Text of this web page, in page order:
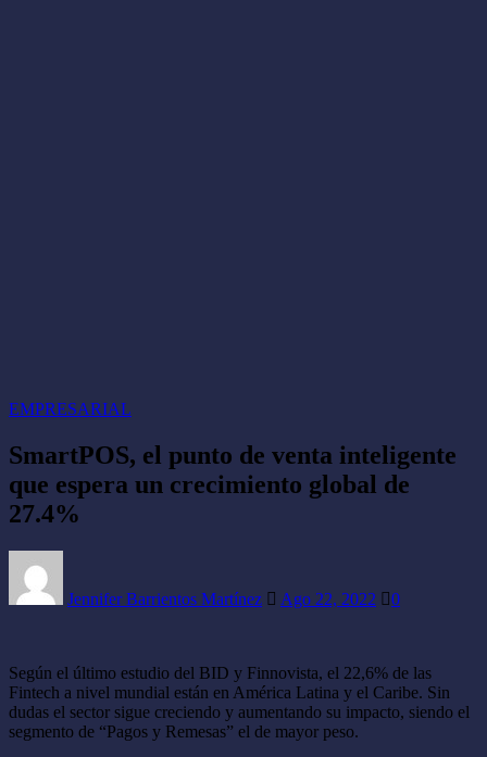
EMPRESARIAL
SmartPOS, el punto de venta inteligente
que espera un crecimiento global de
27.4%
Jennifer Barrientos Martínez Ago 22, 2022 0
Según el último estudio del BID y Finnovista, el 22,6% de las
Fintech a nivel mundial están en América Latina y el Caribe. Sin
dudas el sector sigue creciendo y aumentando su impacto, siendo el
segmento de “Pagos y Remesas” el de mayor peso.